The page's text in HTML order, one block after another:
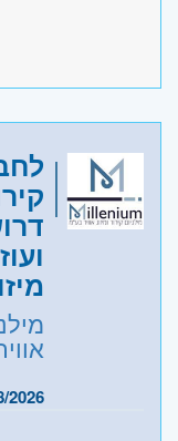
בעל יכולות
היקף משרה:
אזור:
-
נצרת ובית
קריות ועמק
2026